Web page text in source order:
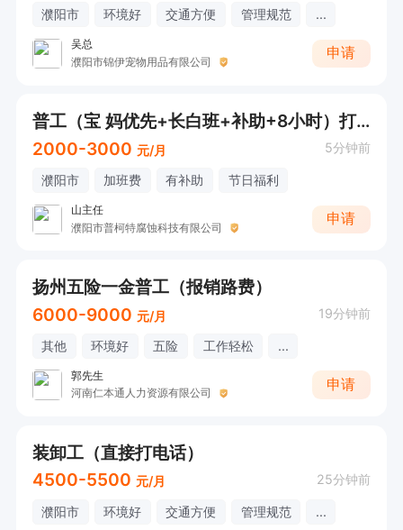
濮阳市 环境好 交通方便 管理规范 ...
吴总
濮阳市锦伊宠物用品有限公司
申请
普工（宝 妈优先+长白班+补助+8小时）打电话应聘
2000-3000 元/月 5分钟前
濮阳市 加班费 有补助 节日福利
山主任
濮阳市普柯特腐蚀科技有限公司
申请
扬州五险一金普工（报销路费）
6000-9000 元/月 19分钟前
其他 环境好 五险 工作轻松 ...
郭先生
河南仁本通人力资源有限公司
申请
装卸工（直接打电话）
4500-5500 元/月 25分钟前
濮阳市 环境好 交通方便 管理规范 ...